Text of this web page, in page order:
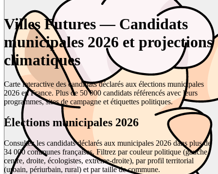
Villes Futures — Candidats
municipales 2026 et projections
climatiques
Carte interactive des candidats déclarés aux élections municipales
2026 en France. Plus de 50 000 candidats référencés avec leurs
programmes, sites de campagne et étiquettes politiques.
Élections municipales 2026
Consultez les candidats déclarés aux municipales 2026 dans plus de
34 000 communes françaises. Filtrez par couleur politique (gauche,
centre, droite, écologistes, extrême-droite), par profil territorial
(urbain, périurbain, rural) et par taille de commune.